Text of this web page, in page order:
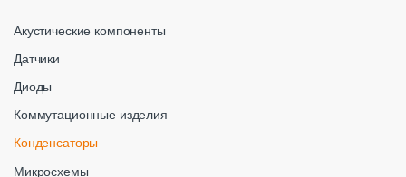
Акустические компоненты
Датчики
Диоды
Коммутационные изделия
Конденсаторы
Микросхемы